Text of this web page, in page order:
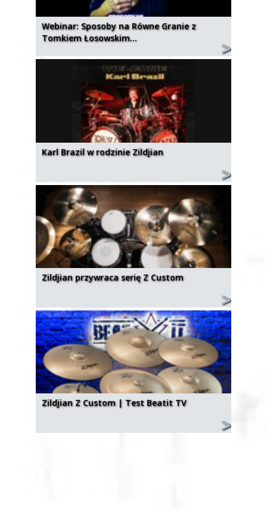
Webinar: Sposoby na Równe Granie z
Tomkiem Łosowskim…
Karl Brazil w rodzinie Zildjian
Zildjian przywraca serię Z Custom
Zildjian Z Custom | Test Beatit TV